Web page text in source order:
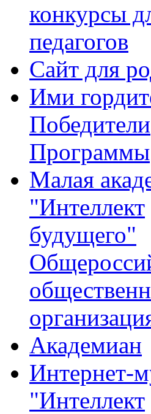
конкурсы
педагогов
Сайт для
Ими
Победители
Программы
Малая
"Интеллект
будущего"
Академиан
Интернет-
"Интеллект